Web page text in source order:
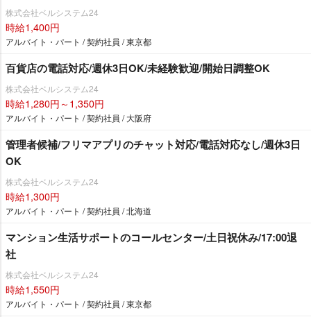
株式会社ベルシステム24
時給1,400円
アルバイト・パート / 契約社員 / 東京都
百貨店の電話対応/週休3日OK/未経験歓迎/開始日調整OK
株式会社ベルシステム24
時給1,280円～1,350円
アルバイト・パート / 契約社員 / 大阪府
管理者候補/フリマアプリのチャット対応/電話対応なし/週休3日
OK
株式会社ベルシステム24
時給1,300円
アルバイト・パート / 契約社員 / 北海道
マンション生活サポートのコールセンター/土日祝休み/17:00退
社
株式会社ベルシステム24
時給1,550円
アルバイト・パート / 契約社員 / 東京都